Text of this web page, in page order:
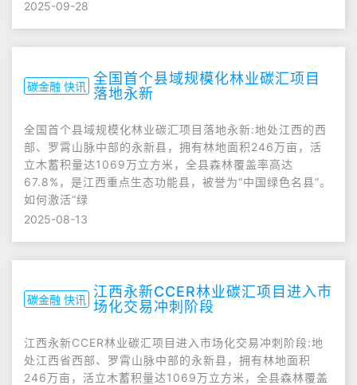
2025-09-28
碳金融 快讯 全国首个县域规模化林业碳汇项目
落地永新
全国首个县域规模化林业碳汇项目落地永新:地处江西的西
部、罗霄山脉中部的永新县，拥有林地面积246万亩，活
立木蓄积量达1069万立方米，全县森林覆盖率高达
67.8%，是江西重点生态功能县，被誉为“中国绿色名县”。
如何激活“绿
2025-08-13
碳金融 快讯 江西永新CCER林业碳汇项目进入市
场化交易冲刺阶段
江西永新CCER林业碳汇项目进入市场化交易冲刺阶段:地
处江西省西部、罗霄山脉中部的永新县，拥有林地面积
246万亩，活立木蓄积量达1069万立方米，全县森林覆盖